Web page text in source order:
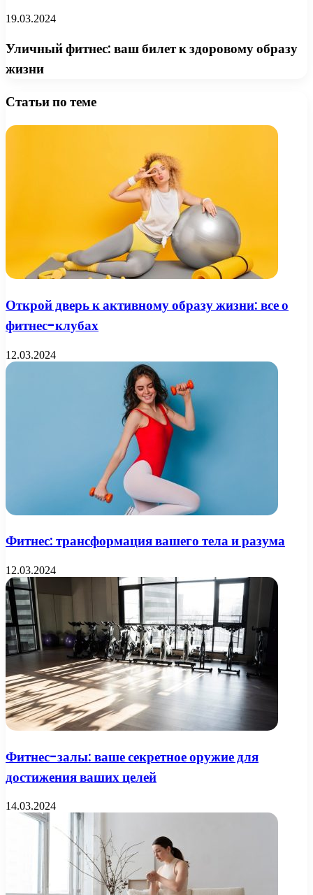
19.03.2024
Уличный фитнес: ваш билет к здоровому образу
жизни
Статьи по теме
Открой дверь к активному образу жизни: все о
фитнес-клубах
12.03.2024
Фитнес: трансформация вашего тела и разума
12.03.2024
Фитнес-залы: ваше секретное оружие для
достижения ваших целей
14.03.2024